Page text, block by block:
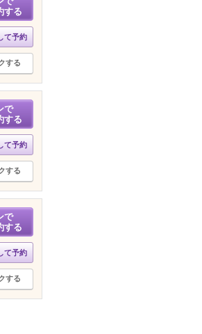
する
て予約
する
で
する
て予約
する
で
する
て予約
する